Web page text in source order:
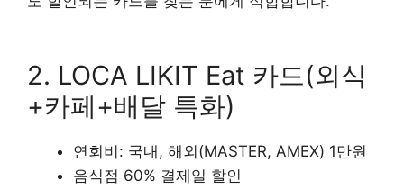
2. LOCA LIKIT Eat 카드(외식
+카페+배달 특화)
연회비: 국내, 해외(MASTER, AMEX) 1만원
음식점 60% 결제일 할인